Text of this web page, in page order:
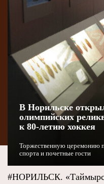
В Норильске
олимпийских
к 80-летию хоккея
Торжественную церемонию
спорта и почетные гости
#НОРИЛЬСК.